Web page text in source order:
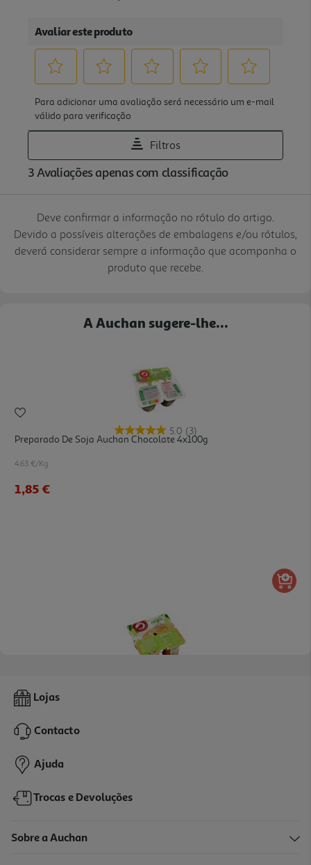
Deve confirmar a informação no rótulo do artigo.
Devido a possíveis alterações de embalagens e/ou rótulos,
deverá considerar sempre a informação que acompanha o
produto que recebe.
A Auchan sugere-lhe...
5.0 (3)
Preparado De Soja Auchan Chocolate 4x100g
4.63 €/Kg
1,85 €
Sobremesa Auchan Soja Caramelo 4x100g
1,79 €
Lojas
Contacto
Ajuda
Trocas e Devoluções
Sobre a Auchan